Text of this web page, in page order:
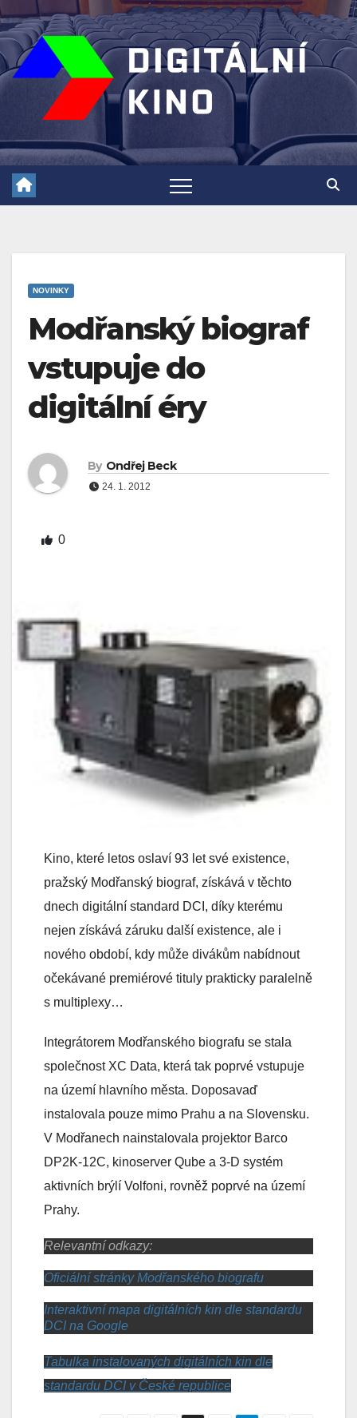
Skip
to
content
NOVINKY
Modřanský biograf
vstupuje do
digitální éry
By Ondřej Beck
24. 1. 2012
0
Kino, které letos oslaví 93 let své existence,
pražský Modřanský biograf, získává v těchto
dnech digitální standard DCI, díky kterému
nejen získává záruku další existence, ale i
nového období, kdy může divákům nabídnout
očekávané premiérové tituly prakticky paralelně
s multiplexy…
Integrátorem Modřanského biografu se stala
společnost XC Data, která tak poprvé vstupuje
na území hlavního města. Doposavaď
instalovala pouze mimo Prahu a na Slovensku.
V Modřanech nainstalovala projektor Barco
DP2K-12C, kinoserver Qube a 3-D systém
aktivních brýlí Volfoni, rovněž poprvé na území
Prahy.
Relevantní odkazy:
Oficiální stránky Modřanského biografu
Interaktivní mapa digitálních kin dle standardu
DCI na Google
Tabulka instalovaných digitálních kin dle
standardu DCI v České republice